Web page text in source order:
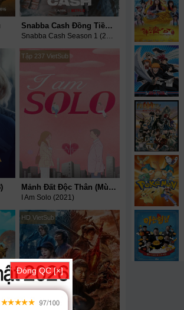
Snabba Cash Đồng Tiền Phi Pháp (Phần 1)
Snabba Cash Season 1 (2021)
Tập 237 VietSub
Mảnh Đất Độc Thân (Mùa 29)
I Am Solo (2021)
HD VietSub
Đóng QC [×]